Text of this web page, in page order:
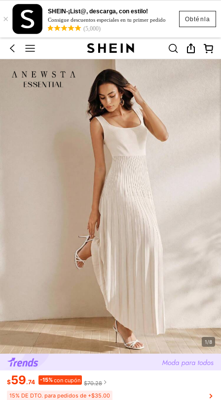
Obténla
×
SHEIN-¡List@, descarga, con estilo!
Consigue descuentos especiales en tu primer pedido
(5,000)
1/8
$59.74 -15%con cupón $70.28
15% DE DTO. para pedidos de +$35.00